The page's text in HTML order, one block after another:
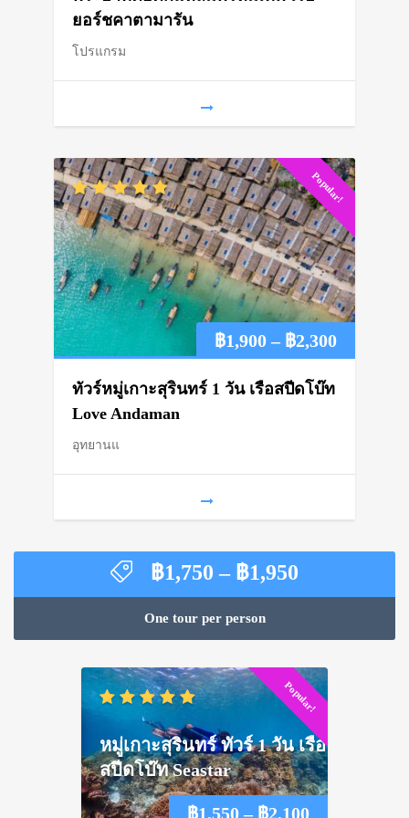
ยอร์ชคาตามารัน
โปรแกรม
Popular!
฿1,900 – ฿2,300Price
ทัวร์หมู่เกาะสุรินทร์ 1 วัน เรือสปีดโบ๊ท
Love Andaman
อุทยานแ
฿1,750 – ฿1,950
range:
through
฿1,950
One tour per person
Popular!
฿1,550 – ฿2,100Price
หมู่เกาะสุรินทร์ ทัวร์ 1 วัน เรือ
สปีดโบ๊ท Seastar